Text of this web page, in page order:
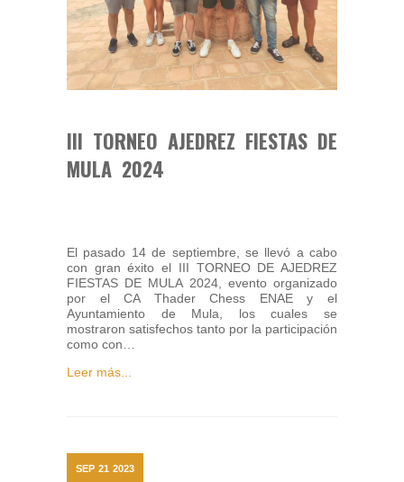
III TORNEO AJEDREZ FIESTAS DE
MULA 2024
El pasado 14 de septiembre, se llevó a cabo
con gran éxito el III TORNEO DE AJEDREZ
FIESTAS DE MULA 2024, evento organizado
por el CA Thader Chess ENAE y el
Ayuntamiento de Mula, los cuales se
mostraron satisfechos tanto por la participación
como con…
Leer más...
SEP 21 2023